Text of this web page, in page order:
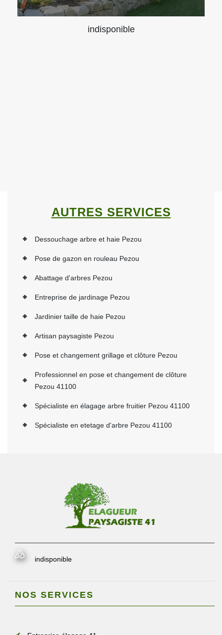
indisponible
AUTRES SERVICES
Dessouchage arbre et haie Pezou
Pose de gazon en rouleau Pezou
Abattage d'arbres Pezou
Entreprise de jardinage Pezou
Jardinier taille de haie Pezou
Artisan paysagiste Pezou
Pose et changement grillage et clôture Pezou
Professionnel en pose et changement de clôture
Pezou 41100
Spécialiste en élagage arbre fruitier Pezou 41100
Spécialiste en etetage d'arbre Pezou 41100
indisponible
NOS SERVICES